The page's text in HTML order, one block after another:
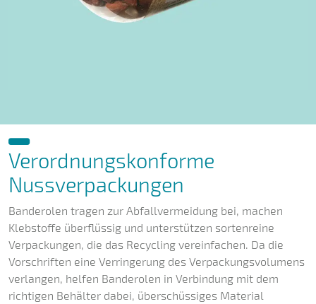
Verordnungskonforme
Nussverpackungen
Banderolen tragen zur Abfallvermeidung bei, machen
Klebstoffe überflüssig und unterstützen sortenreine
Verpackungen, die das Recycling vereinfachen. Da die
Vorschriften eine Verringerung des Verpackungsvolumens
verlangen, helfen Banderolen in Verbindung mit dem
richtigen Behälter dabei, überschüssiges Material